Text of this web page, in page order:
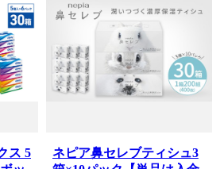
ス 5
ネピア鼻セレブティシュ3